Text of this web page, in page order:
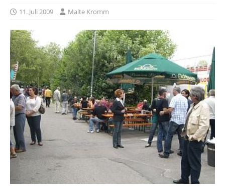
11. Juli 2009 Malte Kromm